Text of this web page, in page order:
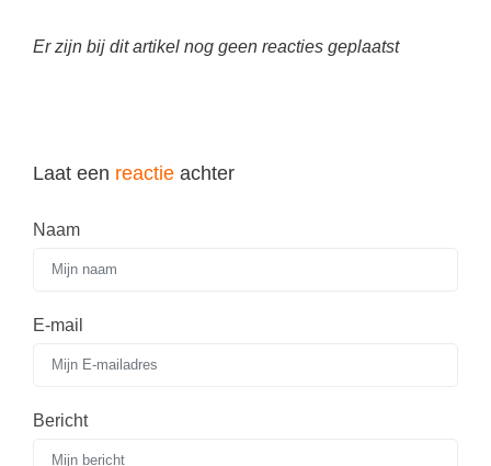
Er zijn bij dit artikel nog geen reacties geplaatst
Laat een reactie achter
Naam
E-mail
Bericht